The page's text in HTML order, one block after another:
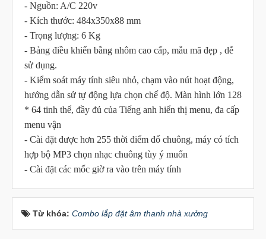
- Nguồn: A/C 220v
- Kích thước: 484x350x88 mm
- Trọng lượng: 6 Kg
- Bảng điều khiển bằng nhôm cao cấp, mẫu mã đẹp , dễ
sử dụng.
- Kiểm soát máy tính siêu nhỏ, chạm vào nút hoạt động,
hướng dẫn sử tự động lựa chọn chế độ. Màn hình lớn 128
* 64 tinh thể, đầy đủ của Tiếng anh hiển thị menu, đa cấp
menu vận
- Cài đặt được hơn 255 thời điểm đổ chuông, máy có tích
hợp bộ MP3 chọn nhạc chuông tùy ý muốn
- Cài đặt các mốc giờ ra vào trên máy tính
Từ khóa: Combo lắp đặt âm thanh nhà xưởng